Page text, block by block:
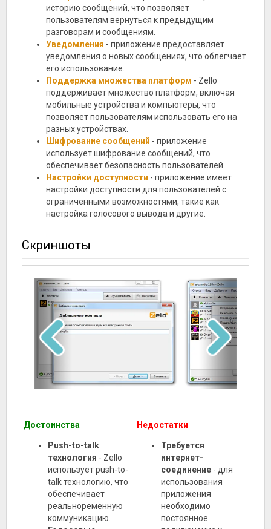
историю сообщений, что позволяет
пользователям вернуться к предыдущим
разговорам и сообщениям.
Уведомления - приложение предоставляет
уведомления о новых сообщениях, что облегчает
его использование.
Поддержка множества платформ - Zello
поддерживает множество платформ, включая
мобильные устройства и компьютеры, что
позволяет пользователям использовать его на
разных устройствах.
Шифрование сообщений - приложение
использует шифрование сообщений, что
обеспечивает безопасность пользователей.
Настройки доступности - приложение имеет
настройки доступности для пользователей с
ограниченными возможностями, такие как
настройка голосового вывода и другие.
Скриншоты
Достоинства
Push-to-talk
технология - Zello
использует push-to-
talk технологию, что
обеспечивает
реальноременную
коммуникацию.
Недостатки
Требуется
интернет-
соединение - для
использования
приложения
необходимо
постоянное